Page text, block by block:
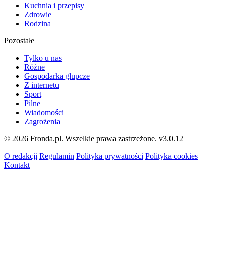
Kuchnia i przepisy
Zdrowie
Rodzina
Pozostałe
Tylko u nas
Różne
Gospodarka głupcze
Z internetu
Sport
Pilne
Wiadomości
Zagrożenia
© 2026 Fronda.pl. Wszelkie prawa zastrzeżone. v3.0.12
O redakcji Regulamin Polityka prywatności Polityka cookies
Kontakt